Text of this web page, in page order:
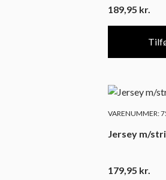
189,95 kr.
VARENUMMER:
Jersey m/
179,95 kr.